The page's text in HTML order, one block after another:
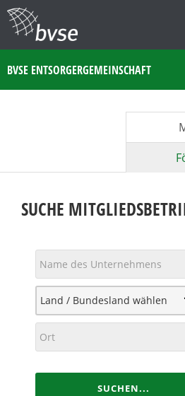
BVSE ENTSORGERGEMEINSCHAFT
SUCHE
SUCHEN...